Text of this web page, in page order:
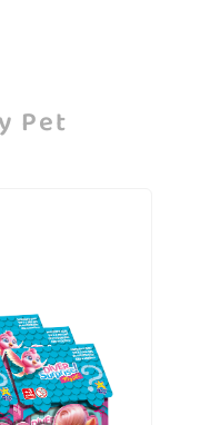
Pet